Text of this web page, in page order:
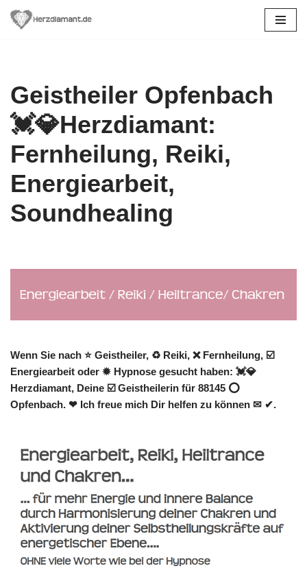
Geistheiler Opfenbach
💓️💎Herzdiamant:
Fernheilung, Reiki,
Energiearbeit,
Soundhealing
Wenn Sie nach ⭐ Geistheiler, ♻ Reiki, ❌ Fernheilung, ☑️
Energiearbeit oder ✹ Hypnose gesucht haben: 💓️💎
Herzdiamant, Deine ☑️ Geistheilerin für 88145 ⭕
Opfenbach. ❤ Ich freue mich Dir helfen zu können ✉ ✔.